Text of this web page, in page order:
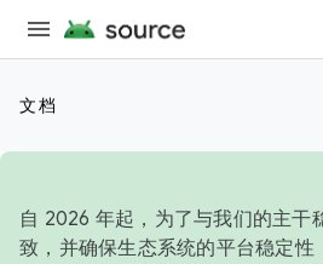
文档
自 2026 年起，为了与我们的主干
致，并确保生态系统的平台稳定性